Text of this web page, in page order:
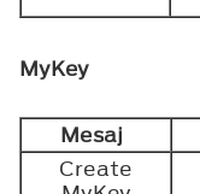
MyKey
Mesaj
Create